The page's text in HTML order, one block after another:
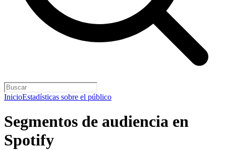
InicioEstadísticas sobre el público
Segmentos de audiencia en
Spotify